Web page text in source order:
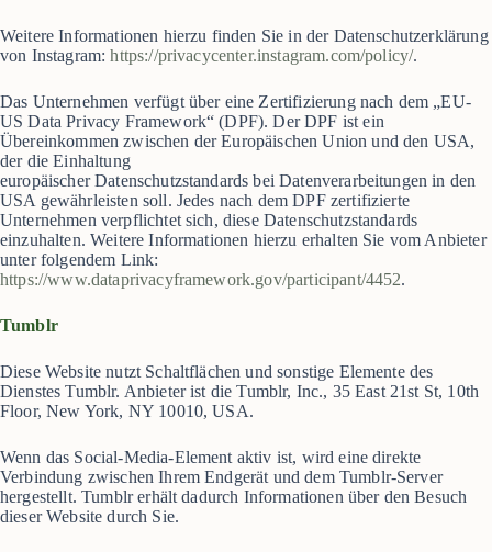
Weitere Informationen hierzu finden Sie in der Datenschutzerklärung
von Instagram:https://privacycenter.instagram.com/policy/.
Das Unternehmen verfügt über eine Zertifizierung nach dem „EU-
US Data Privacy Framework“ (DPF). Der DPF ist ein
Übereinkommen zwischen der Europäischen Union und den USA,
der die Einhaltung
europäischer Datenschutzstandards bei Datenverarbeitungen in den
USA gewährleisten soll. Jedes nach dem DPF zertifizierte
Unternehmen verpflichtet sich, diese Datenschutzstandards
einzuhalten. Weitere Informationen hierzu erhalten Sie vom Anbieter
unter folgendem Link:
https://www.dataprivacyframework.gov/participant/4452.
Tumblr
Diese Website nutzt Schaltflächen und sonstige Elemente des
Dienstes Tumblr. Anbieter ist die Tumblr, Inc., 35 East 21st St, 10th
Floor, New York, NY 10010, USA.
Wenn das Social-Media-Element aktiv ist, wird eine direkte
Verbindung zwischen Ihrem Endgerät und dem Tumblr-Server
hergestellt. Tumblr erhält dadurch Informationen über den Besuch
dieser Website durch Sie.